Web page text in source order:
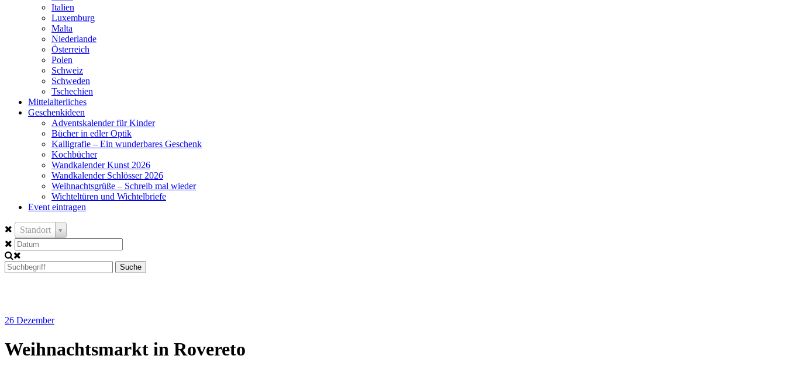
Italien
Luxemburg
Malta
Niederlande
Österreich
Polen
Schweiz
Schweden
Tschechien
Mittelalterliches
Geschenkideen
Adventskalender für Kinder
Bücher in edler Optik
Kalligrafie – Ein wunderbares Geschenk
Kochbücher
Wandkalender Kunst 2026
Wandkalender Schlösser 2026
Weihnachtsgrüße – Schreib mal wieder
Wichteltüren und Wichtelbriefe
Event eintragen
Standort
Suche
26 Dezember
Weihnachtsmarkt in Rovereto